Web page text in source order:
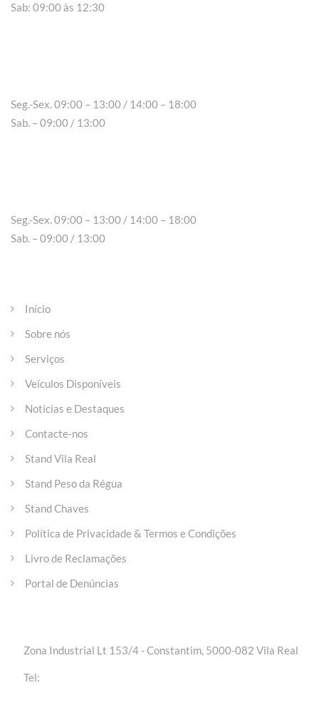
Sab: 09:00 às 12:30
Seg.-Sex. 09:00 – 13:00 / 14:00 – 18:00
Sab. – 09:00 / 13:00
Seg.-Sex. 09:00 – 13:00 / 14:00 – 18:00
Sab. – 09:00 / 13:00
Início
Sobre nós
Serviços
Veículos Disponíveis
Notícias e Destaques
Contacte-nos
Stand Vila Real
Stand Peso da Régua
Stand Chaves
Política de Privacidade & Termos e Condições
Livro de Reclamações
Portal de Denúncias
Zona Industrial Lt 153/4 - Constantim, 5000-082 Vila Real
Tel: